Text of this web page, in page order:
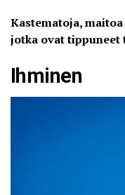
Kastematoja,
jotka ovat tippuneet
Ihminen